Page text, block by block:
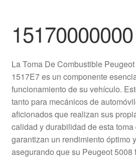
Carro
Contacto
Envío al mundo entero
Mi cuenta
Pagos
15170000000
La Toma De Combustible
1517E7 es un componente
funcionamiento de su vehículo.
tanto para mecánicos de
aficionados que realizan sus
calidad y durabilidad de esta
garantizan un rendimiento óptimo
asegurando que su Peugeot 5008